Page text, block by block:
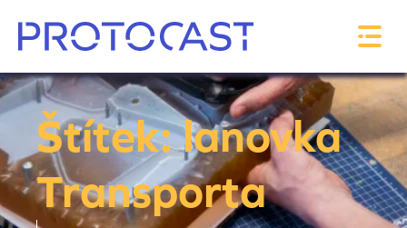
Štítek: lanovka
Transporta